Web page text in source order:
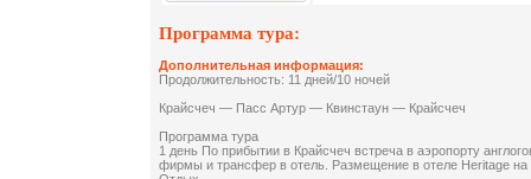
Программа тура:
Дополнительная информация:
Продолжительность: 11 дней/10 ночей
Крайсчеч — Пасс Артур — Квинстаун — Крайсчеч
Программа тура
1 день По прибытии в Крайсчеч встреча в аэропорту
фирмы и трансфер в отель. Размещение в отеле Heritage